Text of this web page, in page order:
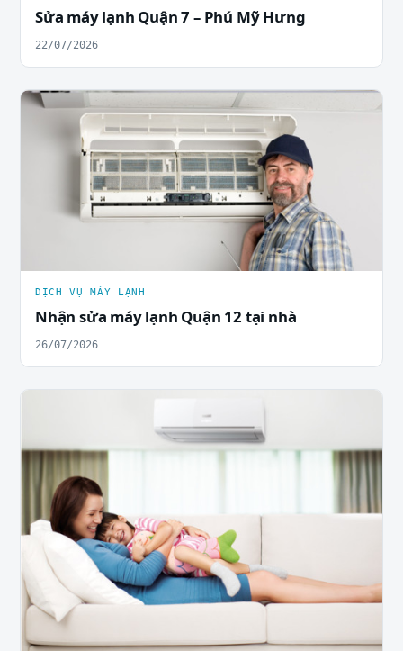
Sửa máy lạnh Quận 7 – Phú Mỹ Hưng
22/07/2026
DỊCH VỤ MÁY LẠNH
Nhận sửa máy lạnh Quận 12 tại nhà
26/07/2026